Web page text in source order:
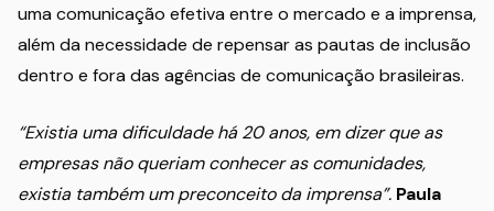
uma comunicação efetiva entre o mercado e a imprensa,
além da necessidade de repensar as pautas de inclusão
dentro e fora das agências de comunicação brasileiras.
“Existia uma dificuldade há 20 anos, em dizer que as
empresas não queriam conhecer as comunidades,
existia também um preconceito da imprensa”. Paula